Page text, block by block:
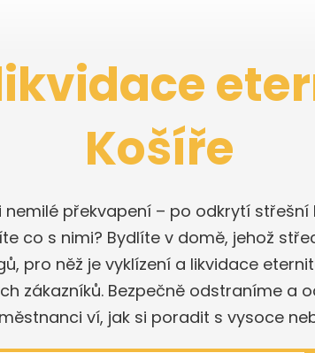
Košíře
překvapení – po odkrytí
co s nimi? Bydlíte v domě, jehož
pro něž je vyklízení a likvidace
zákazníků. Bezpečně odstraníme a
ví, jak si poradit s vysoce